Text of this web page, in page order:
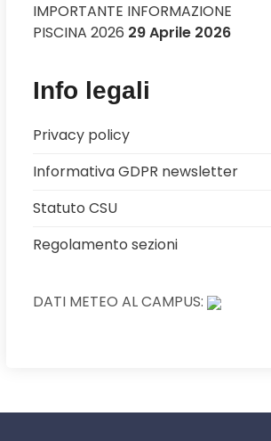
IMPORTANTE INFORMAZIONE
PISCINA 2026 29 Aprile 2026
Info legali
Privacy policy
Informativa GDPR newsletter
Statuto CSU
Regolamento sezioni
DATI METEO AL CAMPUS: